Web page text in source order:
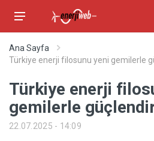
Ana Sayfa
Türkiye enerji filosunu yeni gemilerle
Türkiye enerji
gemilerle
22.07.2025 - 14:09